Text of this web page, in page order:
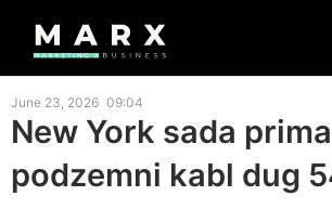
June 23, 2026 09:04
New York sada
podzemni kabl dug